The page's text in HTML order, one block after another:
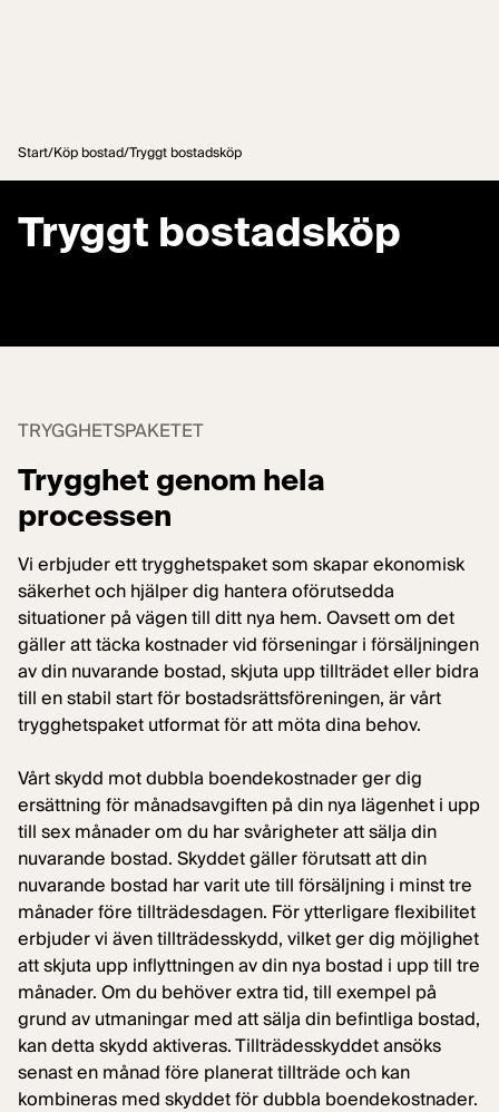
Start/Köp bostad/Tryggt bostadsköp
Tryggt bostadsköp
TRYGGHETSPAKETET
Trygghet genom hela
processen
Vi erbjuder ett trygghetspaket som skapar ekonomisk
säkerhet och hjälper dig hantera oförutsedda
situationer på vägen till ditt nya hem. Oavsett om det
gäller att täcka kostnader vid förseningar i försäljningen
av din nuvarande bostad, skjuta upp tillträdet eller bidra
till en stabil start för bostadsrättsföreningen, är vårt
trygghetspaket utformat för att möta dina behov.
Vårt skydd mot dubbla boendekostnader ger dig
ersättning för månadsavgiften på din nya lägenhet i upp
till sex månader om du har svårigheter att sälja din
nuvarande bostad. Skyddet gäller förutsatt att din
nuvarande bostad har varit ute till försäljning i minst tre
månader före tillträdesdagen. För ytterligare flexibilitet
erbjuder vi även tillträdesskydd, vilket ger dig möjlighet
att skjuta upp inflyttningen av din nya bostad i upp till tre
månader. Om du behöver extra tid, till exempel på
grund av utmaningar med att sälja din befintliga bostad,
kan detta skydd aktiveras. Tillträdesskyddet ansöks
senast en månad före planerat tillträde och kan
kombineras med skyddet för dubbla boendekostnader.